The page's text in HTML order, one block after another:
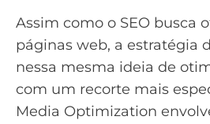
Assim como o SEO busca
páginas web, a estratégia
nessa mesma ideia de
com um recorte mais
Media Optimization